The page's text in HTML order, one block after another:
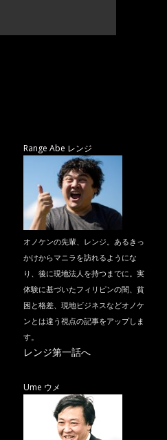
Range Abe レンジ
オノケンの先輩、レンジ。あるきっ
かけからマニラを訪れるようにな
り、後に現地法人を持つまでに。実
体験に基づいたフィリピンの闇、貧
困と格差、現地ビジネスなどオノケ
ンとは違う視点の記事をアップしま
す。
レンジ第一話へ
Ume ウメ